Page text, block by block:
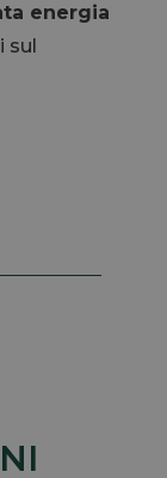
energia
sul